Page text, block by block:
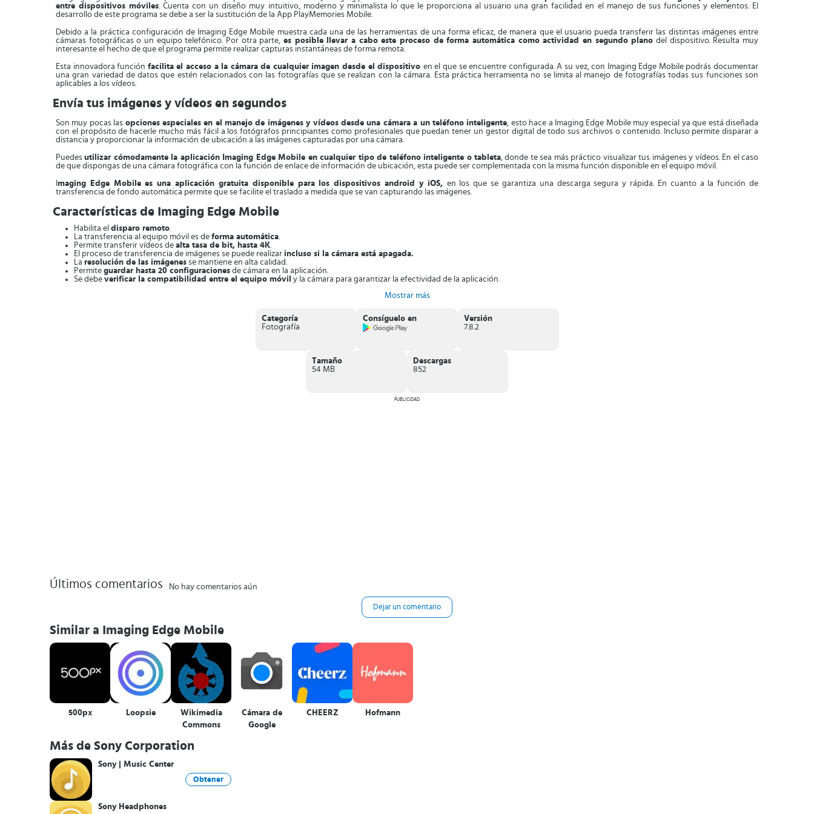
entre dispositivos móviles. Cuenta con un diseño muy intuitivo, moderno y minimalista lo que le proporciona al usuario una gran facilidad en el manejo de sus funciones y elementos. El
desarrollo de este programa se debe a ser la sustitución de la App PlayMemories Mobile.
Debido a la práctica configuración de Imaging Edge Mobile muestra cada una de las herramientas de una forma eficaz, de manera que el usuario pueda transferir las distintas imágenes entre
cámaras fotográficas o un equipo telefónico. Por otra parte, es posible llevar a cabo este proceso de forma automática como actividad en segundo plano del dispositivo. Resulta muy
interesante el hecho de que el programa permite realizar capturas instantáneas de forma remota.
Esta innovadora función facilita el acceso a la cámara de cualquier imagen desde el dispositivo en el que se encuentre configurada. A su vez, con Imaging Edge Mobile podrás documentar
una gran variedad de datos que estén relacionados con las fotografías que se realizan con la cámara. Esta práctica herramienta no se limita al manejo de fotografías todas sus funciones son
aplicables a los vídeos.
Envía tus imágenes y vídeos en segundos
Son muy pocas las opciones especiales en el manejo de imágenes y vídeos desde una cámara a un teléfono inteligente, esto hace a Imaging Edge Mobile muy especial ya que está diseñada
con el propósito de hacerle mucho más fácil a los fotógrafos principiantes como profesionales que puedan tener un gestor digital de todo sus archivos o contenido. Incluso permite disparar a
distancia y proporcionar la información de ubicación a las imágenes capturadas por una cámara.
Puedesutilizar cómodamente la aplicación Imaging Edge Mobile en cualquier tipo de teléfono inteligente o tableta, donde te sea más práctico visualizar tus imágenes y vídeos. En el caso
de que dispongas de una cámara fotográfica con la función de enlace de información de ubicación, esta puede ser complementada con la misma función disponible en el equipo móvil.
maging Edge Mobile es una aplicación gratuita disponible para los dispositivos android y iOS, en los que se garantiza una descarga segura y rápida. En cuanto a la función de
transferencia de fondo automática permite que se facilite el traslado a medida que se van capturando las imágenes.
Características de Imaging Edge Mobile
Habilita el disparo remoto.
La transferencia al equipo móvil es de forma automática.
Permite transferir vídeos de alta tasa de bit, hasta 4K.
El proceso de transferencia de imágenes se puede realizar incluso si la cámara está apagada.
La resolución de las imágenes se mantiene en alta calidad.
Permite guardar hasta 20 configuraciones de cámara en la aplicación.
Se debe verificar la compatibilidad entre el equipo móvil y la cámara para garantizar la efectividad de la aplicación.
desde tu dispositivo móvil con la aplicación Imaging Edge Mobile.
Mostrar más
Categoría
Fotografía
Consíguelo en
Versión
7.8.2
Tamaño
54 MB
Descargas
852
PUBLICIDAD
Últimos comentarios No hay comentarios aún
Dejar un comentario
Similar a Imaging Edge Mobile
500px Loopsie
Wikimedia
Commons
Cámara de
Google
CHEERZ Hofmann
Más de Sony Corporation
Sony | Music Center
Obtener
Sony Headphones